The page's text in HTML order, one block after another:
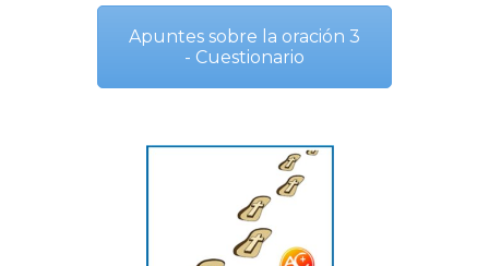
Apuntes sobre la oración 3
- Cuestionario